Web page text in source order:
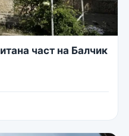
част на Балчик